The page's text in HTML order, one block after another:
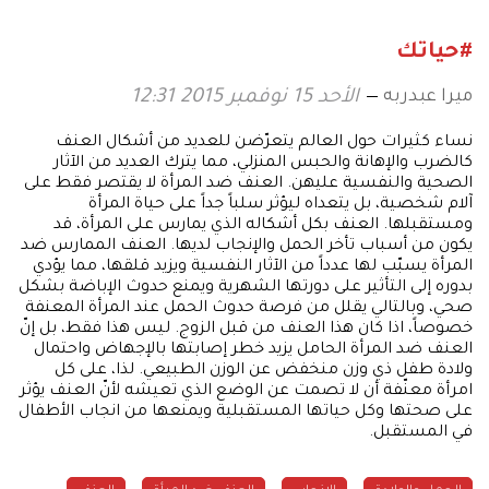
#حياتك
ميرا عبدربه الأحد 15 نوفمبر 2015 12:31
نساء كثيرات حول العالم يتعرّضن للعديد من أشكال العنف
كالضرب والإهانة والحبس المنزلي، مما يترك العديد من الآثار
الصحية والنفسية عليهن. العنف ضد المرأة لا يقتصر فقط على
آلام شخصية، بل يتعداه ليؤثر سلباً جداً على حياة المرأة
ومستقبلها. العنف بكل أشكاله الذي يمارس على المرأة، قد
يكون من أسباب تأخر الحمل والإنجاب لديها. العنف الممارس ضد
المرأة يسبّب لها عدداً من الآثار النفسية ويزيد قلقها، مما يؤدي
بدوره إلى التأثير على دورتها الشهرية ويمنع حدوث الإباضة بشكل
صحي، وبالتالي يقلل من فرصة حدوث الحمل عند المرأة المعنفة
خصوصاً، اذا كان هذا العنف من قبل الزوج. ليس هذا فقط، بل إنّ
العنف ضد المرأة الحامل يزيد خطر إصابتها بالإجهاض واحتمال
ولادة طفل ذي وزن منخفض عن الوزن الطبيعي. لذا، على كل
امرأة معنّفة أن لا تصمت عن الوضع الذي تعيشه لأنّ العنف يؤثر
على صحتها وكل حياتها المستقبلية ويمنعها من انجاب الأطفال
في المستقبل.